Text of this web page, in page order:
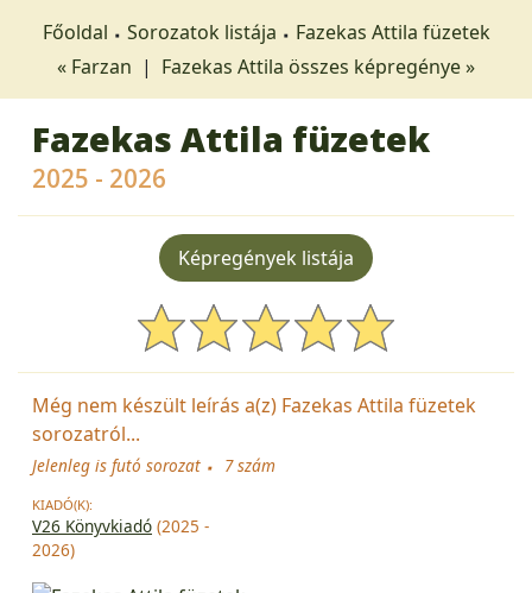
Főoldal Sorozatok listája
Fazekas Attila füzetek
« Farzan | Fazekas Attila összes képregénye »
Fazekas Attila füzetek
2025 - 2026
Képregények listája
Még nem készült leírás a(z) Fazekas Attila füzetek
sorozatról...
Jelenleg is futó sorozat 7 szám
KIADÓ(K):
V26 Könyvkiadó (2025 -
2026)